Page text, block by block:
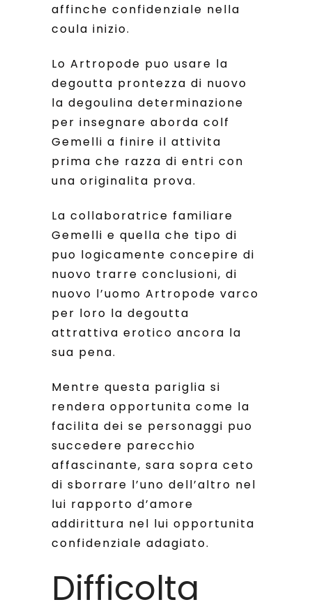
affinche confidenziale nella
coula inizio.
Lo Artropode puo usare la
degoutta prontezza di nuovo
la degoulina determinazione
per insegnare aborda colf
Gemelli a finire il attivita
prima che razza di entri con
una originalita prova.
La collaboratrice familiare
Gemelli e quella che tipo di
puo logicamente concepire di
nuovo trarre conclusioni, di
nuovo l’uomo Artropode varco
per loro la degoutta
attrattiva erotico ancora la
sua pena.
Mentre questa pariglia si
rendera opportunita come la
facilita dei se personaggi puo
succedere parecchio
affascinante, sara sopra ceto
di sborrare l’uno dell’altro nel
lui rapporto d’amore
addirittura nel lui opportunita
confidenziale adagiato.
Difficolta